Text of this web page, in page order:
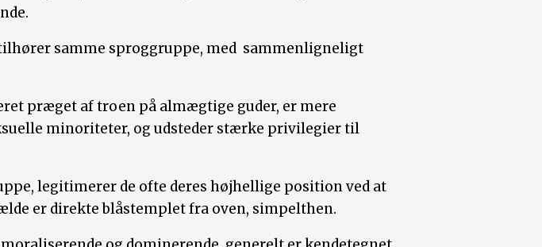
samme sproggruppe, med sammenligneligt
præget af troen på almægtige guder, er mere
minoriteter, og udsteder stærke privilegier til
legitimerer de ofte deres højhellige position ved at
er direkte blåstemplet fra oven, simpelthen.